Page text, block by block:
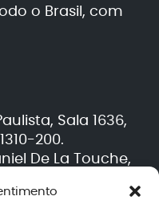
o Brasil, com
Sala 1636,
200.
De La Touche,